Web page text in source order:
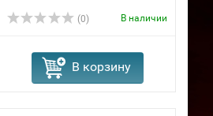
(0) В наличии
В корзину